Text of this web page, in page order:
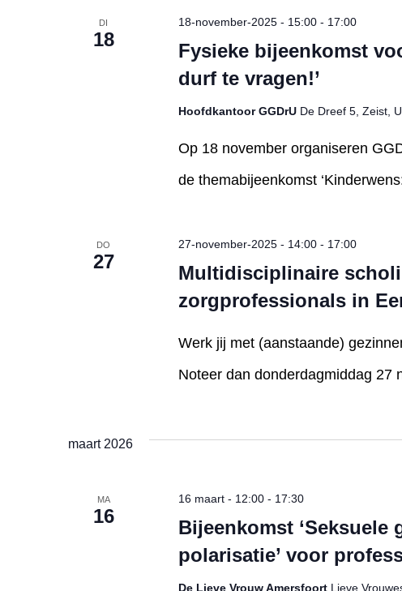
DI
18
Fysieke bijeenkomst
durf te vragen!’
18-november-2025 - 15:00- 17:00
Hoofdkantoor GGDrU De Dreef 5, Zeist,
Op 18 november organiseren
de themabijeenkomst
DO
27
Multidisciplinaire
zorgprofessionals in
27-november-2025 - 14:00- 17:00
Werk jij met (aanstaande)
Noteer dan donderdagmiddag 27
maart 2026
MA
16
Bijeenkomst
polarisatie’ voor
16 maart - 12:00- 17:30
De Lieve Vrouw Amersfoort Lieve